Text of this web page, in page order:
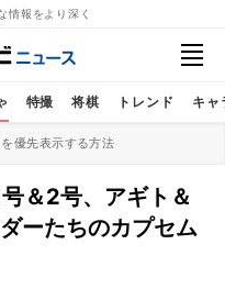
情報をより深く
特撮 将棋 トレンド キャ
優先表示する方法
＆2号、アギト＆
ーたちのカプセム